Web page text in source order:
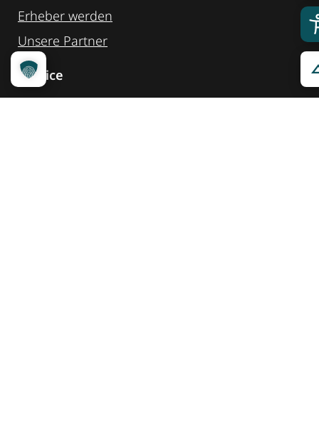
Erheber werden
Unsere Partner
Service